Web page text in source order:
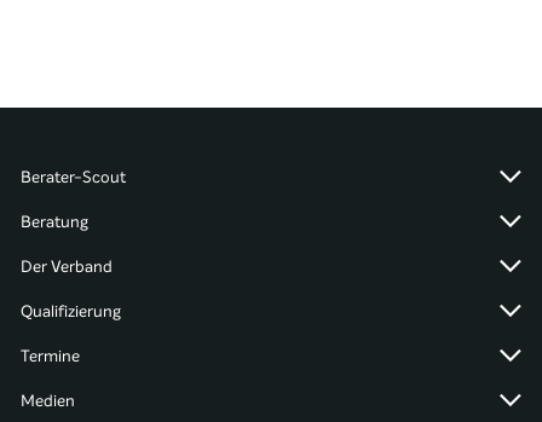
Berater-Scout
Beratung
Der Verband
Qualifizierung
Termine
Medien